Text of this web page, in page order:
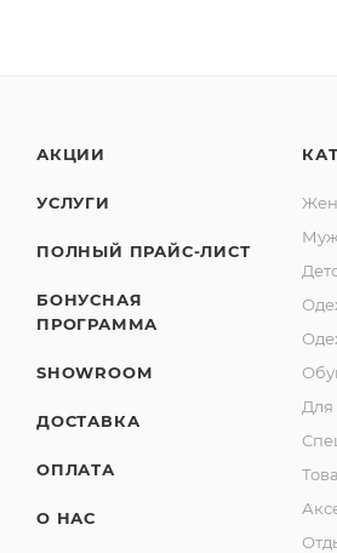
АКЦИИ
УСЛУГИ
ПОЛНЫЙ ПРАЙС-ЛИСТ
БОНУСНАЯ
ПРОГРАММА
SHOWROOM
ДОСТАВКА
ОПЛАТА
О НАС
Для